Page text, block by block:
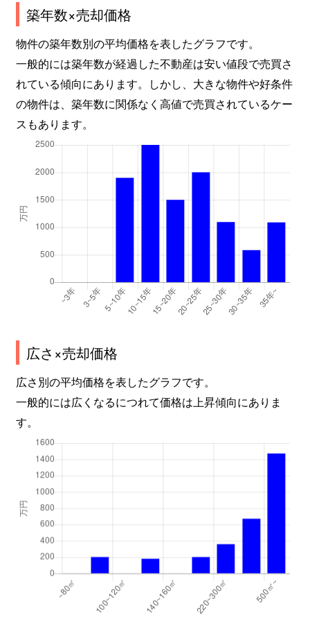
築年数×売却価格
物件の築年数別の平均価格を表したグラフです。
一般的には築年数が経過した不動産は安い値段で売買さ
れている傾向にあります。しかし、大きな物件や好条件
の物件は、築年数に関係なく高値で売買されているケー
スもあります。
広さ×売却価格
広さ別の平均価格を表したグラフです。
一般的には広くなるにつれて価格は上昇傾向にありま
す。